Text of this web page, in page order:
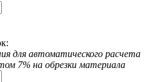
для автоматического расчета
7% на обрезки материала